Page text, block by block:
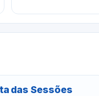
das Sessões